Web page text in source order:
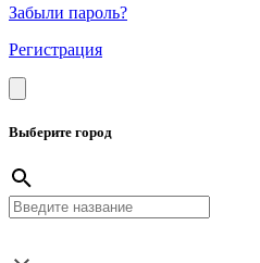
Забыли пароль?
Регистрация
Выберите город